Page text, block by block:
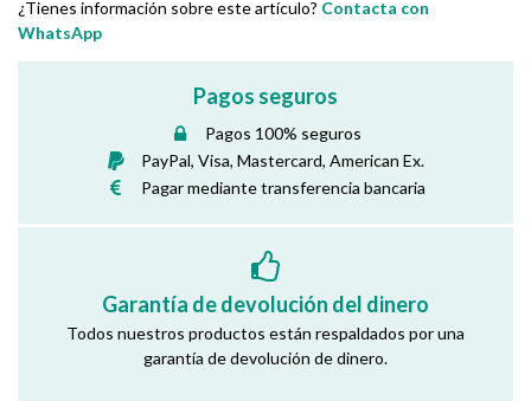
¿Tienes información sobre este artículo? Contacta con
WhatsApp
Pagos seguros
Pagos 100% seguros
PayPal, Visa, Mastercard, American Ex.
Pagar mediante transferencia bancaria
Garantía de devolución del dinero
Todos nuestros productos están respaldados por una
garantía de devolución de dinero.